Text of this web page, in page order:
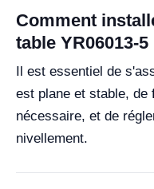
Comment
table YR06013-5
Il est essentiel de
est plane et stable, de
nécessaire, et de
nivellement.